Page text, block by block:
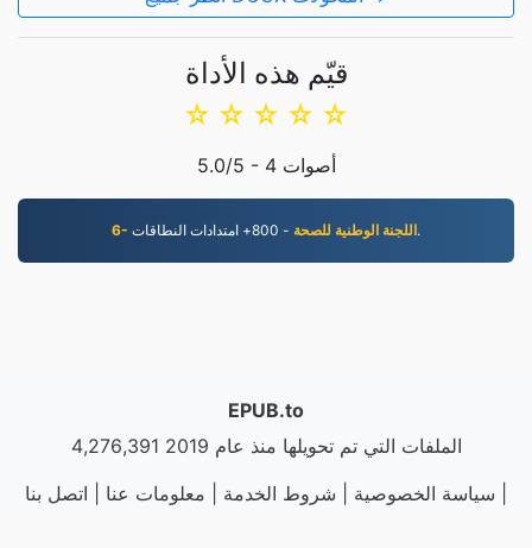
قيّم هذه الأداة
☆
☆
☆
☆
☆
5.0/5 - 4 أصوات
6- اللجنة الوطنية للصحة- 800+ امتدادات النطاقات.
EPUB.to
4,276,391 الملفات التي تم تحويلها منذ عام 2019
سياسة الخصوصية
شروط الخدمة معلومات عنا اتصل بنا